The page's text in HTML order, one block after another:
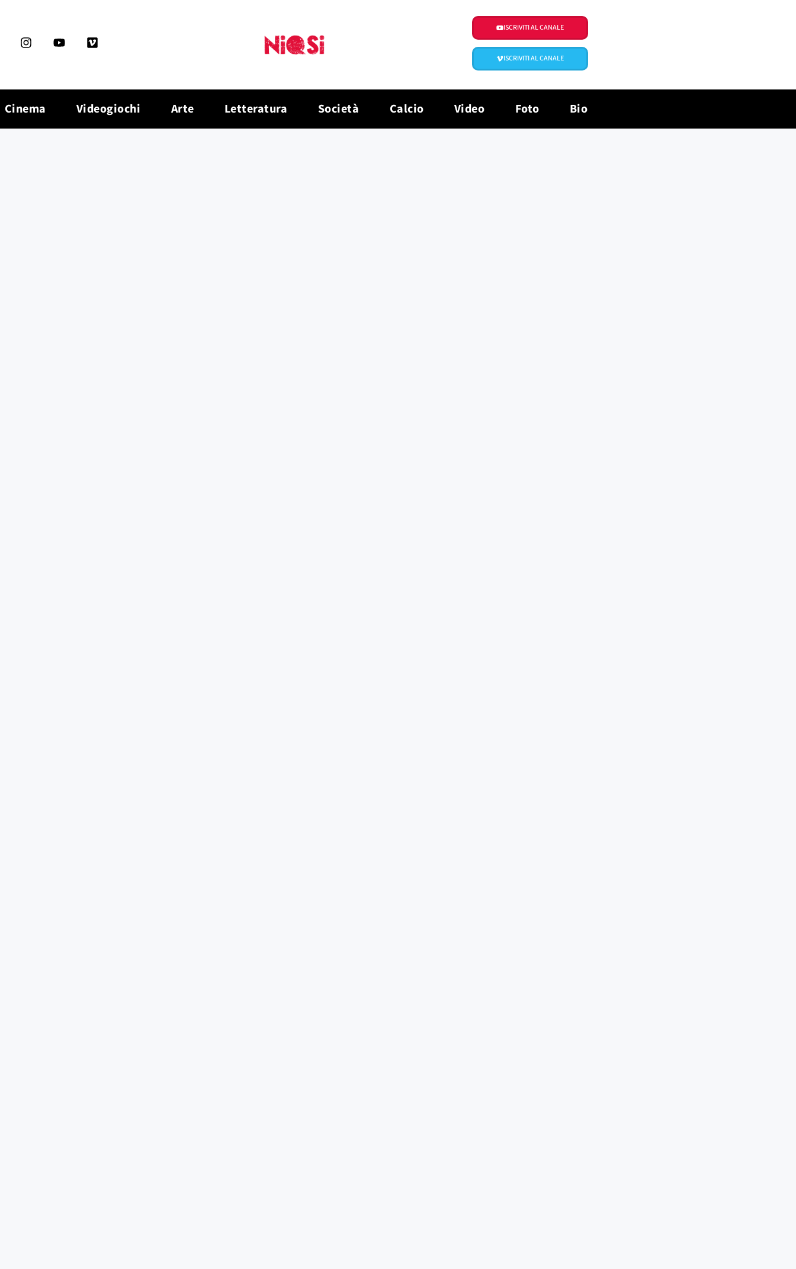
ISCRIVITI AL CANALE
ISCRIVITI AL CANALE
Cinema Videogiochi Arte Letteratura Società Calcio Video Foto Bio